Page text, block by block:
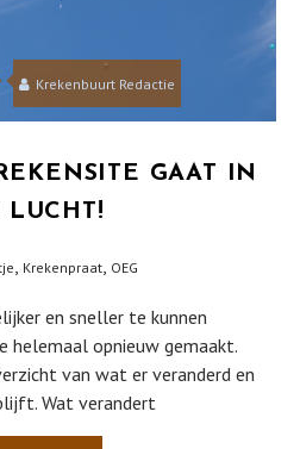
Krekenbuurt Redactie
GAAT IN
LUCHT!
Krekenpraat OEG
en sneller te kunnen
helemaal opnieuw gemaakt.
van wat er veranderd en
Wat verandert